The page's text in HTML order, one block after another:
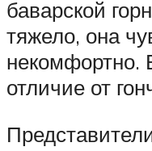
баварской
тяжело, она
некомфортно.
отличие от